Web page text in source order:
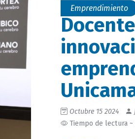
Emprendimiento
Octubre 15 2024
Tiempo de lectura ~